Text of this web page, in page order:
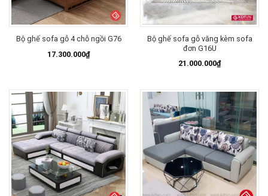
Bộ ghế sofa gỗ 4 chỗ ngồi G76
17.300.000₫
Bộ ghế sofa gỗ văng kèm sofa
đơn G16U
21.000.000₫